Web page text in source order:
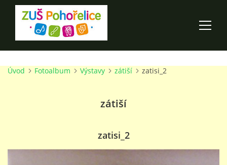
ÚVOD
100 LET ZUŠ POHOŘELICE
Úvod Fotoalbum Výstavy zátiší zatisi_2
zátiší
zatisi_2